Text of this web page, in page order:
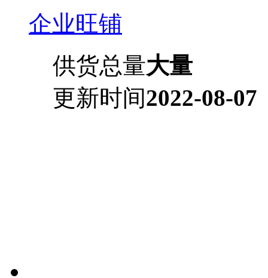
企业旺铺
供货总量大量
更新时间2022-08-07